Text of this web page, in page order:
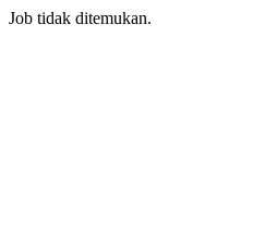
Job tidak ditemukan.